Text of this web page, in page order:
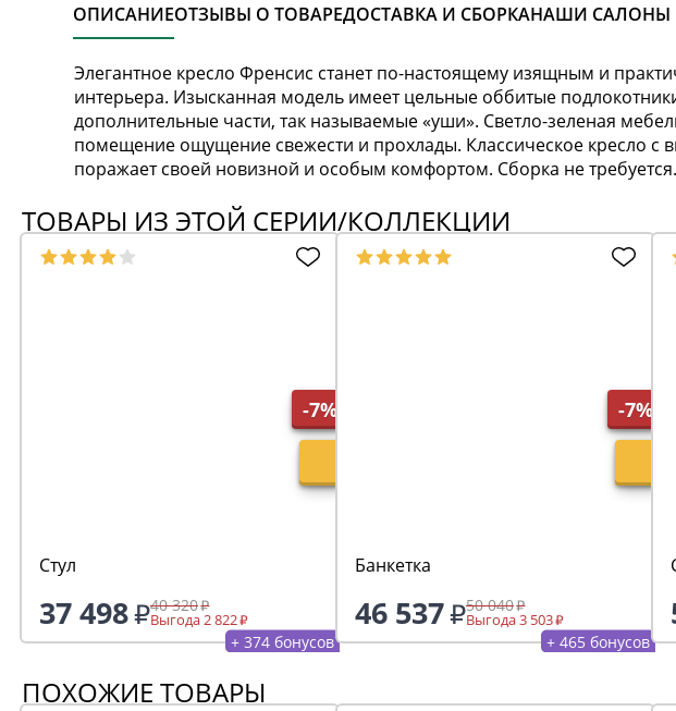
ОПИСАНИЕОТЗЫВЫ О ТОВАРЕДОСТАВКА И СБОРКАНАШИ САЛОНЫ
Элегантное кресло Френсис станет по-настоящему изящным и
интерьера. Изысканная модель имеет цельные оббитые
дополнительные части, так называемые «уши». Светло-зеленая
помещение ощущение свежести и прохлады. Классическое кресло с
поражает своей новизной и особым комфортом. Сборка не требуется.
ТОВАРЫ ИЗ ЭТОЙ СЕРИИ/КОЛЛЕКЦИИ
-7%
Стул
37 498 40 320
Выгода 2 822
+ 374 бонусов
-7%
Банкетка
46 537 50 040
Выгода 3 503
+ 465 бонусов
ПОХОЖИЕ ТОВАРЫ